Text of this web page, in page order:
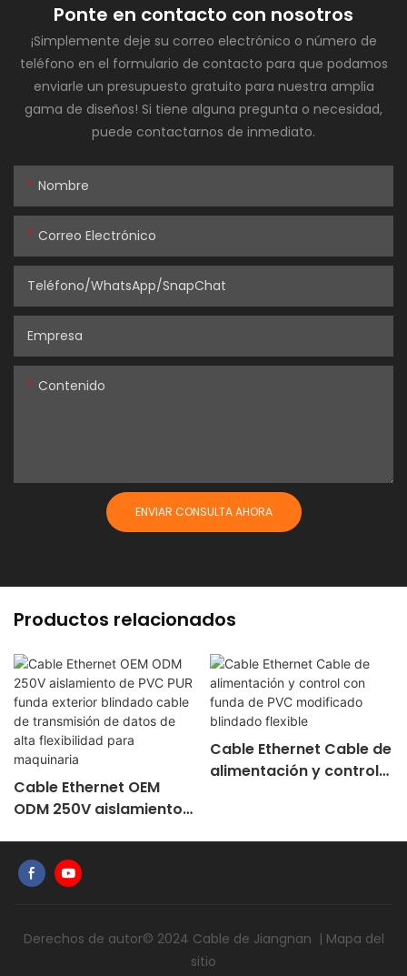
Ponte en contacto con nosotros
¡Simplemente deje su correo electrónico o número de
teléfono en el formulario de contacto para que podamos
enviarle un presupuesto gratuito para nuestra amplia
gama de diseños! Si tiene alguna pregunta o necesidad,
puede contactarnos de inmediato.
Nombre
Correo Electrónico
Teléfono/WhatsApp/SnapChat
Empresa
Contenido
ENVIAR CONSULTA AHORA
Productos relacionados
Cable Ethernet OEM
ODM 250V aislamiento
de transmisión de datos
Cable Ethernet Cable de
alimentación y control
flexible
Derechos de autor© 2024 Cable de Jiangnan | Mapa del
sitio